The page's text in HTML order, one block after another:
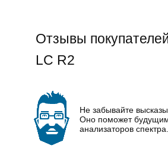
Отзывы
LC R2
Не забывайте
Оно поможет
анализаторов спектра.